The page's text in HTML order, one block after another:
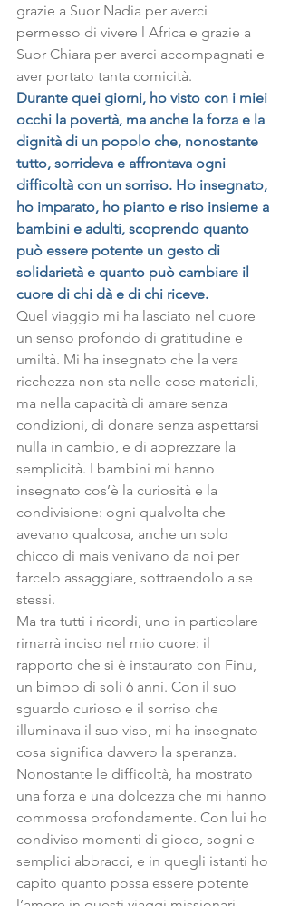
grazie a Suor Nadia per averci
permesso di vivere l Africa e grazie a
Suor Chiara per averci accompagnati e
aver portato tanta comicità.
Durante quei giorni, ho visto con i miei
occhi la povertà, ma anche la forza e la
dignità di un popolo che, nonostante
tutto, sorrideva e affrontava ogni
difficoltà con un sorriso. Ho insegnato,
ho imparato, ho pianto e riso insieme a
bambini e adulti, scoprendo quanto
può essere potente un gesto di
solidarietà e quanto può cambiare il
cuore di chi dà e di chi riceve.
Quel viaggio mi ha lasciato nel cuore
un senso profondo di gratitudine e
umiltà. Mi ha insegnato che la vera
ricchezza non sta nelle cose materiali,
ma nella capacità di amare senza
condizioni, di donare senza aspettarsi
nulla in cambio, e di apprezzare la
semplicità. I bambini mi hanno
insegnato cos’è la curiosità e la
condivisione: ogni qualvolta che
avevano qualcosa, anche un solo
chicco di mais venivano da noi per
farcelo assaggiare, sottraendolo a se
stessi.
Ma tra tutti i ricordi, uno in particolare
rimarrà inciso nel mio cuore: il
rapporto che si è instaurato con Finu,
un bimbo di soli 6 anni. Con il suo
sguardo curioso e il sorriso che
illuminava il suo viso, mi ha insegnato
cosa significa davvero la speranza.
Nonostante le difficoltà, ha mostrato
una forza e una dolcezza che mi hanno
commossa profondamente. Con lui ho
condiviso momenti di gioco, sogni e
semplici abbracci, e in quegli istanti ho
capito quanto possa essere potente